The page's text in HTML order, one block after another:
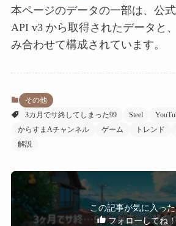
本ページのデータの一部は、公式
API v3 から取得されたデータと
み合わせて構成されています。
その他
3カ月でサ終してしまった99
Steel
からすまAチャンネル
ゲーム トレンド
解説
この記事が気に入った
フォローしてね！